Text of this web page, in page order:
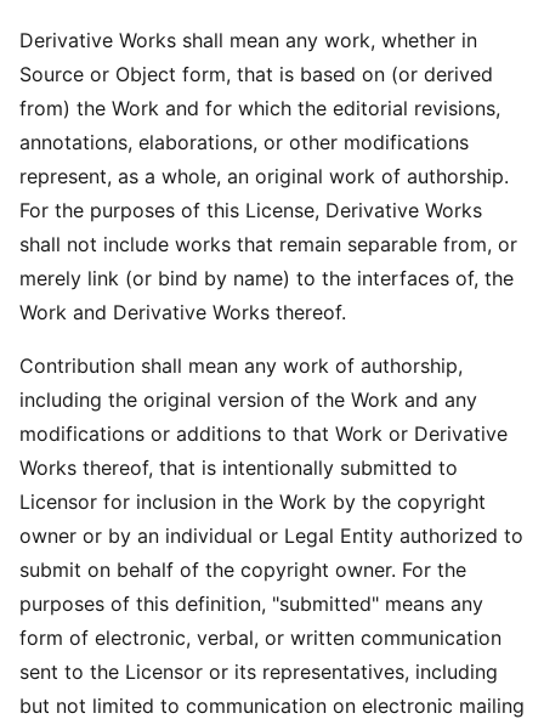
Derivative Works shall mean any work, whether in
Source or Object form, that is based on (or derived
from) the Work and for which the editorial revisions,
annotations, elaborations, or other modifications
represent, as a whole, an original work of authorship.
For the purposes of this License, Derivative Works
shall not include works that remain separable from, or
merely link (or bind by name) to the interfaces of, the
Work and Derivative Works thereof.
Contribution shall mean any work of authorship,
including the original version of the Work and any
modifications or additions to that Work or Derivative
Works thereof, that is intentionally submitted to
Licensor for inclusion in the Work by the copyright
owner or by an individual or Legal Entity authorized to
submit on behalf of the copyright owner. For the
purposes of this definition, "submitted" means any
form of electronic, verbal, or written communication
sent to the Licensor or its representatives, including
but not limited to communication on electronic mailing